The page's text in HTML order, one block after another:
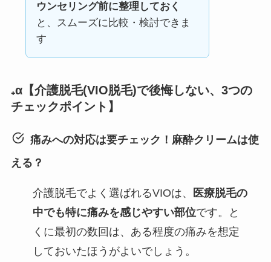
ウンセリング前に整理しておく
と、スムーズに比較・検討できま
す
₊α【介護脱毛(VIO脱毛)で後悔しない、3つの
チェックポイント】
痛みへの対応は要チェック！麻酔クリームは使
える？
介護脱毛でよく選ばれるVIOは、
医療脱毛の
中でも特に痛みを感じやすい部位です。と
くに最初の数回は、ある程度の痛みを想定
しておいたほうがよいでしょう。